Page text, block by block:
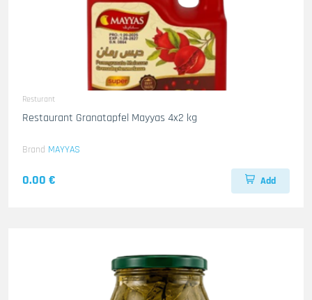
Resturant
Restaurant Granatapfel Mayyas 4x2 kg
Brand MAYYAS
0.00 € Add